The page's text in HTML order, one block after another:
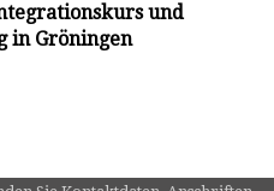
und
in Gröningen